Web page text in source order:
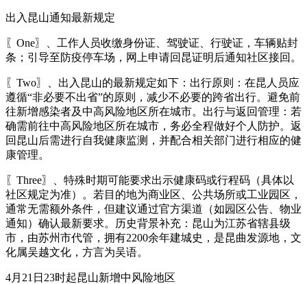
出入昆山通知最新规定
〖One〗、工作人员收缴身份证、驾驶证、行驶证，车辆贴封
条；引导至防疫停车场，网上申请回昆证明后通知社区接回。
〖Two〗、出入昆山的最新规定如下：出行原则：在昆人员应
遵循“非必要不出省”的原则，减少不必要的跨省出行。避免前
往新增感染者及中高风险地区所在城市。出行与返回管理：若
确需前往中高风险地区所在城市，务必全程做好个人防护。返
回昆山后需进行自我健康监测，并配合相关部门进行相应的健
康管理。
〖Three〗、特殊时期可能要求出示健康码或行程码（具体以
社区规定为准）。若目的地为商业区、公共场所或工业园区，
通常无需额外条件，但建议通过官方渠道（如园区公告、物业
通知）确认最新要求。历史背景补充：昆山为江苏省辖县级
市，由苏州市代管，拥有2200余年建城史，是昆曲发源地，文
化属吴越文化，方言为吴语。
4月21日23时起昆山新增中风险地区